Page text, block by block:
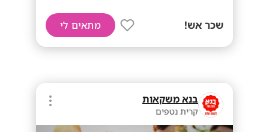
שכר אש! מתאים לי
בנא משקאות
קרית נטפים